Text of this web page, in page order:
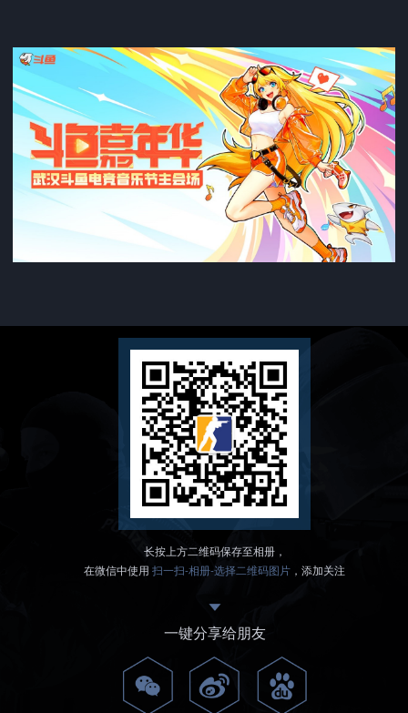
长按上方二维码保存至相册，
在微信中使用扫一扫-相册-选择二维码图片 ，添加关注
一键分享给朋友